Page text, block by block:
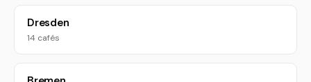
Dresden
14 cafés